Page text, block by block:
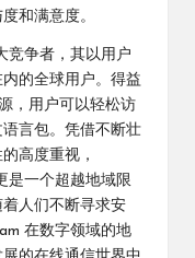
和满意度。
竞争者，其以用户
的全球用户。得益
，用户可以轻松访
言包。凭借不断壮
高度重视，
是一个超越地域限
人们不断寻求安
在数字领域的地